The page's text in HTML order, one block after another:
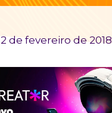
2 de fevereiro de 2018